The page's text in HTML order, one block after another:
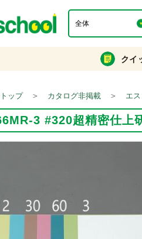
クイ
ップ ＞ カタログ非掲載 ＞ エス
3 #320超精密仕上